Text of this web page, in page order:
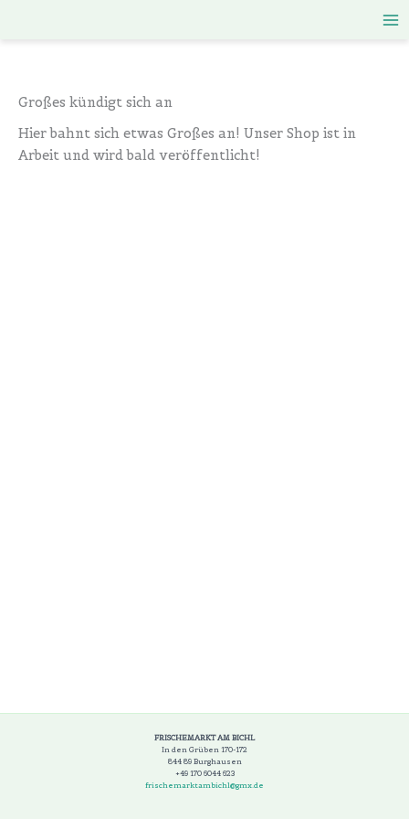
Großes kündigt sich an
Hier bahnt sich etwas Großes an! Unser Shop ist in
Arbeit und wird bald veröffentlicht!
FRISCHEMARKT AM BICHL
In den Grüben 170-172
844 89 Burghausen
+49 170 6044 623
frischemarktambichl@gmx.de